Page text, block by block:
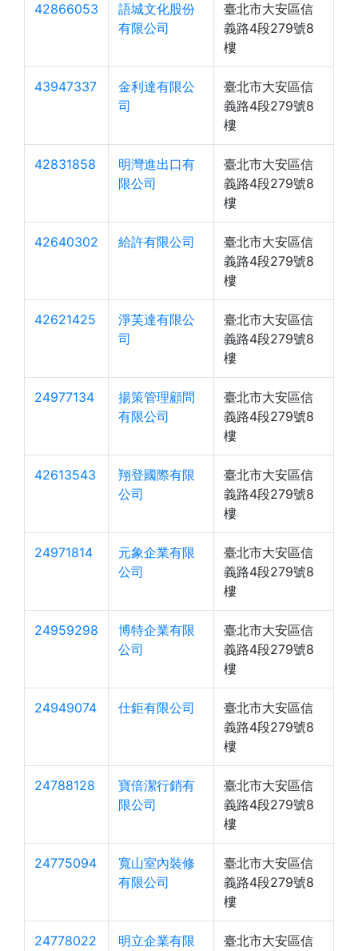
42866053
語城文化股份
有限公司
臺北市大安區信
義路4段279號8
樓
43947337
金利達有限公
司
臺北市大安區信
義路4段279號8
樓
42831858
明灣進出口有
限公司
臺北市大安區信
義路4段279號8
樓
42640302 給許有限公司
臺北市大安區信
義路4段279號8
樓
42621425
淨芙達有限公
司
臺北市大安區信
義路4段279號8
樓
24977134
揚策管理顧問
有限公司
臺北市大安區信
義路4段279號8
樓
42613543
翔登國際有限
公司
臺北市大安區信
義路4段279號8
樓
24971814
元象企業有限
公司
臺北市大安區信
義路4段279號8
樓
24959298
博特企業有限
公司
臺北市大安區信
義路4段279號8
樓
24949074 仕鉅有限公司
臺北市大安區信
義路4段279號8
樓
24788128
寶倍潔行銷有
限公司
臺北市大安區信
義路4段279號8
樓
24775094
寬山室內裝修
有限公司
臺北市大安區信
義路4段279號8
樓
24778022
明立企業有限
臺北市大安區信